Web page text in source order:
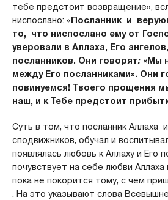
тебе предстоит возвращение»,
ниспослано: «Посланник и
то, что ниспослано ему от
уверовали в Аллаха, Его
по­сланников. Они говорят: «Мы
между Его посланниками». Они
повинуемся! Твоего прощения
наш, и к Тебе предстоит
Суть в том, что посланник Аллаха
сподвижников, обучал и
появлялась любовь к Аллаху и Его
почувствует на себе любви Аллаха
пока не покорится тому, с чем
. На это указывают слова